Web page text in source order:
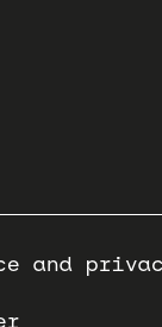
and